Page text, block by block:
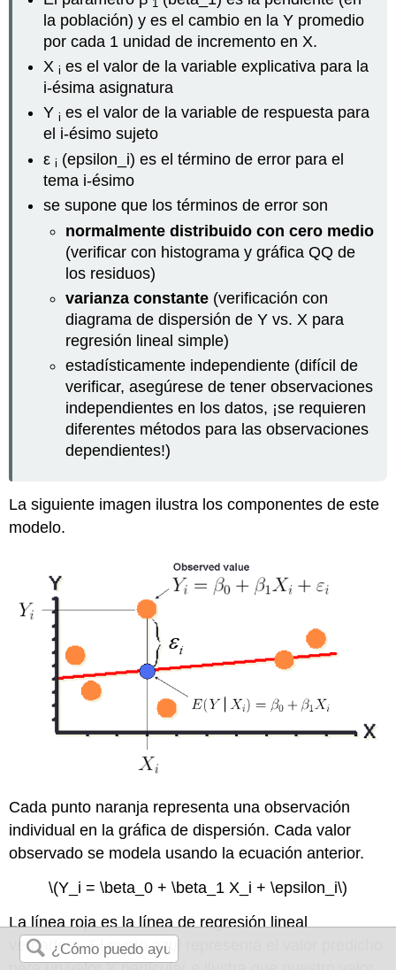
1
la población) y es el cambio en la Y promedio
por cada 1 unidad de incremento en X.
Xi es el valor de la variable explicativa para la
i-ésima asignatura
Yi es el valor de la variable de respuesta para
el i-ésimo sujeto
εi (epsilon_i) es el término de error para el
tema i-ésimo
se supone que los términos de error son
normalmente distribuido con cero medio
(verificar con histograma y gráfica QQ de
los residuos)
varianza constante(verificación con
diagrama de dispersión de Y vs. X para
regresión lineal simple)
estadísticamente independiente (difícil de
verificar, asegúrese de tener observaciones
independientes en los datos, ¡se requieren
diferentes métodos para las observaciones
dependientes!)
La siguiente imagen ilustra los componentes de este
modelo.
Cada punto naranja representa una observación
individual en la gráfica de dispersión. Cada valor
observado se modela usando la ecuación anterior.
\(Y_i = \beta_0 + \beta_1 X_i + \epsilon_i\)
La línea roja es la línea de regresión lineal
verdadera. El punto azul representa el valor predicho